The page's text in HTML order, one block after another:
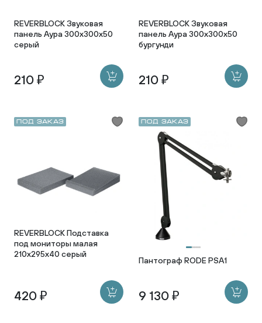
REVERBLOCK Звуковая
панель Аура 300х300х50
серый
210 ₽
REVERBLOCK Звуковая
панель Аура 300х300х50
бургунди
210 ₽
Под заказ
REVERBLOCK Подставка
под мониторы малая
210х295х40 серый
420 ₽
Под заказ
Пантограф RODE PSA1
9 130 ₽